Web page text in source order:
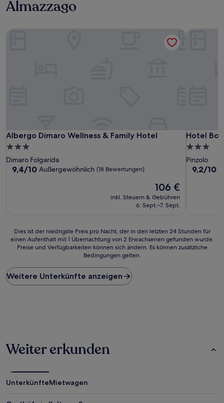
Almazzago
Albergo Dimaro Wellness & Family Hotel
Albergo Dimaro Wellness & Family Hotel
3.0-
Sterne-
Unterkunft
Dimaro Folgarida
9.4
9,4/10 Außergewöhnlich (18 Bewertungen)
Der
Preis
beträgt
106 €
inkl. Steuern & Gebühren
6. Sept.–7. Sept.
Hotel
Hotel
3.0-
Sterne-
Pinzolo
9.2
9,2/10
Dies
ist
Preis
pro
Nacht,
einen
1 Übernachtung
von
Dies ist der niedrigste Preis pro Nacht, der in den letzten 24 Stunden für
einen Aufenthalt mit 1 Übernachtung von 2 Erwachsenen gefunden wurde.
Preise und Verfügbarkeiten können sich ändern. Es können zusätzliche
Bedingungen gelten.
Weitere Unterkünfte anzeigen
Weiter erkunden
UnterkünfteMietwagen